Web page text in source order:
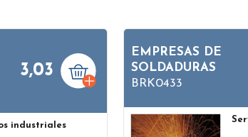
3,03
industriales
EMPRESAS DE
SOLDADURAS
BRK0433